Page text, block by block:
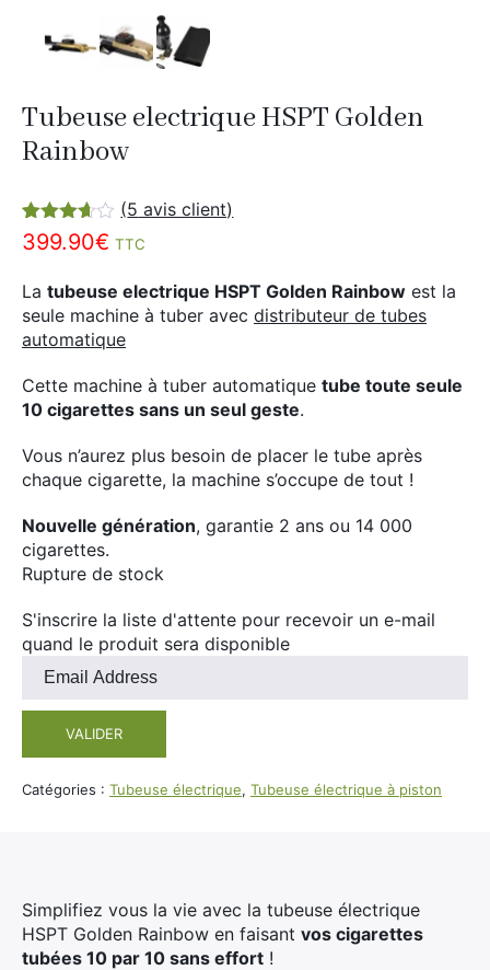
Tubeuse electrique HSPT Golden
Rainbow
Noté
3.60
basé
sur
5
notations
client
(5 avis client)
399.90€ TTC
La tubeuse electrique HSPT Golden Rainbow est la
seule machine à tuber avec distributeur de tubes
automatique
Cette machine à tuber automatique tube toute seule
10 cigarettes sans un seul geste.
Vous n’aurez plus besoin de placer le tube après
chaque cigarette, la machine s’occupe de tout !
Nouvelle génération, garantie 2 ans ou 14 000
cigarettes.
Rupture de stock
S'inscrire la liste d'attente pour recevoir un e-mail
quand le produit sera disponible
Entrez
votre
adresse
mail
pour
pour
ce
produit
VALIDER
Catégories : Tubeuse électrique, Tubeuse électrique à piston
Simplifiez vous la vie avec la tubeuse électrique
HSPT Golden Rainbow en faisant vos cigarettes
tubées 10 par 10 sans effort !
Sucré